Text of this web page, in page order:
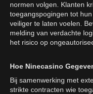
normen volgen. Klanten
toegangspogingen tot
veiliger te laten voelen.
melding van verdachte
het risico op
Hoe Ninecasino
Bij samenwerking met
strikte contracten wie